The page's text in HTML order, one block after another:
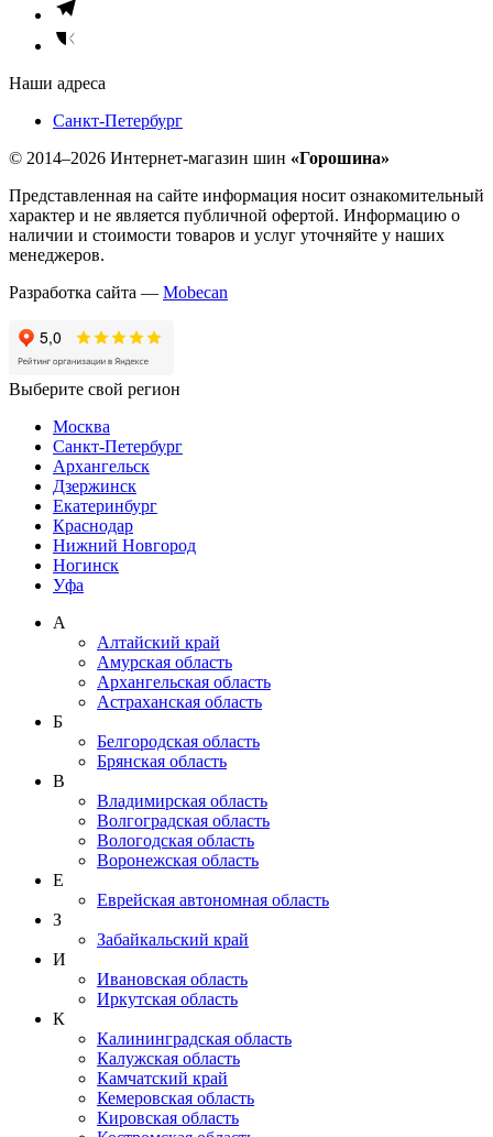
Наши адреса
Санкт-Петербург
© 2014–2026 Интернет-магазин шин «Горошина»
Представленная на сайте информация носит ознакомительный
характер и не является публичной офертой. Информацию о
наличии и стоимости товаров и услуг уточняйте у наших
менеджеров.
Разработка сайта — Mobecan
Выберите свой регион
Москва
Санкт-Петербург
Архангельск
Дзержинск
Екатеринбург
Краснодар
Нижний Новгород
Ногинск
Уфа
А
Алтайский край
Амурская область
Архангельская область
Астраханская область
Б
Белгородская область
Брянская область
В
Владимирская область
Волгоградская область
Вологодская область
Воронежская область
Е
Еврейская автономная область
З
Забайкальский край
И
Ивановская область
Иркутская область
К
Калининградская область
Калужская область
Камчатский край
Кемеровская область
Кировская область